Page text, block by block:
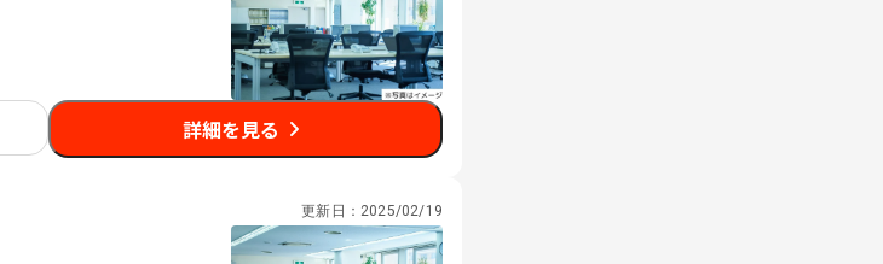
詳細を見る
更新日： 2025/02/19